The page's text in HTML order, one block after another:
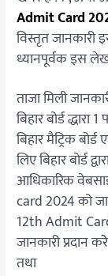
Admit Card
विस्तृत
ध्यानपूर्वक इस
ताजा मिली
बिहार बोर्ड
बिहार मैट्रिक
लिए बिहार बोर्ड
आधिकारिक
card 2024 को
12th Admit
जानकारी प्रदान
तथा
करे
डाउनलोड